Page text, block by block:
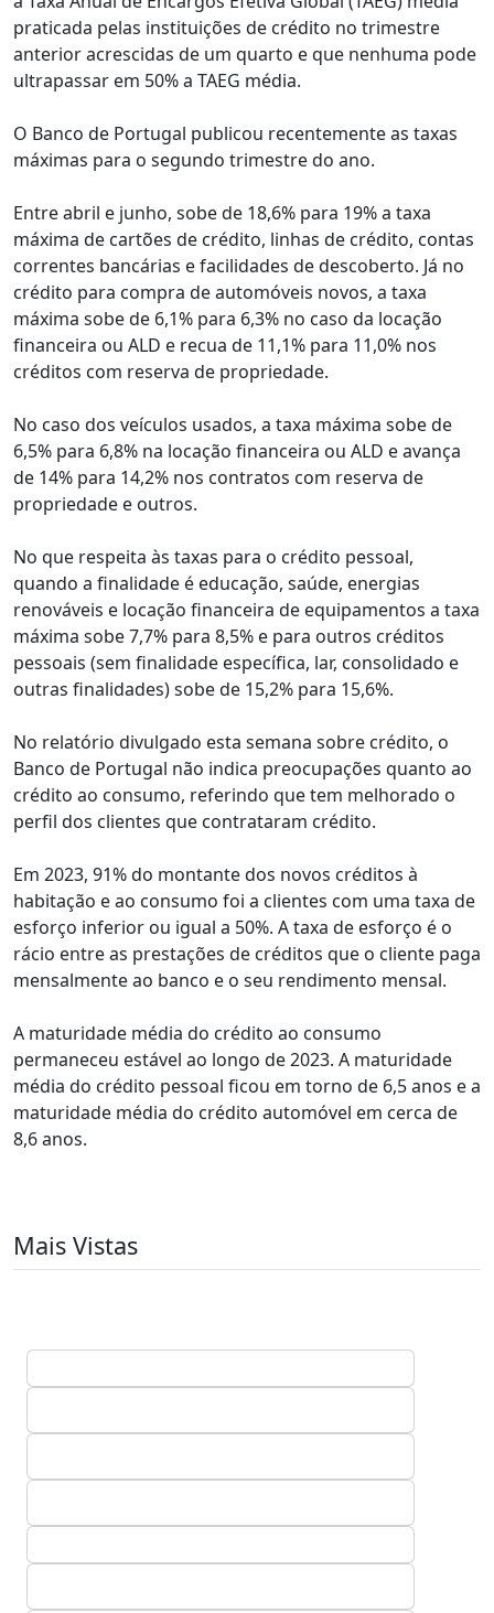
praticada pelas instituições de crédito no trimestre
anterior acrescidas de um quarto e que nenhuma pode
ultrapassar em 50% a TAEG média.
O Banco de Portugal publicou recentemente as taxas
máximas para o segundo trimestre do ano.
Entre abril e junho, sobe de 18,6% para 19% a taxa
máxima de cartões de crédito, linhas de crédito, contas
correntes bancárias e facilidades de descoberto. Já no
crédito para compra de automóveis novos, a taxa
máxima sobe de 6,1% para 6,3% no caso da locação
financeira ou ALD e recua de 11,1% para 11,0% nos
créditos com reserva de propriedade.
No caso dos veículos usados, a taxa máxima sobe de
6,5% para 6,8% na locação financeira ou ALD e avança
de 14% para 14,2% nos contratos com reserva de
propriedade e outros.
No que respeita às taxas para o crédito pessoal,
quando a finalidade é educação, saúde, energias
renováveis e locação financeira de equipamentos a taxa
máxima sobe 7,7% para 8,5% e para outros créditos
pessoais (sem finalidade específica, lar, consolidado e
outras finalidades) sobe de 15,2% para 15,6%.
No relatório divulgado esta semana sobre crédito, o
Banco de Portugal não indica preocupações quanto ao
crédito ao consumo, referindo que tem melhorado o
perfil dos clientes que contrataram crédito.
Em 2023, 91% do montante dos novos créditos à
habitação e ao consumo foi a clientes com uma taxa de
esforço inferior ou igual a 50%. A taxa de esforço é o
rácio entre as prestações de créditos que o cliente paga
mensalmente ao banco e o seu rendimento mensal.
A maturidade média do crédito ao consumo
permaneceu estável ao longo de 2023. A maturidade
média do crédito pessoal ficou em torno de 6,5 anos e a
maturidade média do crédito automóvel em cerca de
8,6 anos.
Mais Vistas